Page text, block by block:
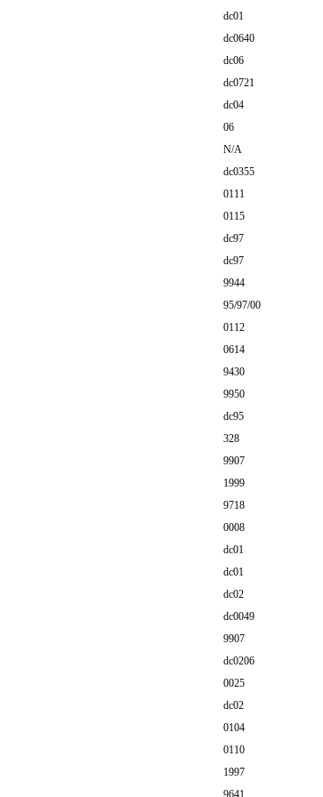
dc01
dc0640
dc06
dc0721
dc04
06
N/A
dc0355
0111
0115
dc97
dc97
9944
95/97/00
0112
0614
9430
9950
dc95
328
9907
1999
9718
0008
dc01
dc01
dc02
dc0049
9907
dc0206
0025
dc02
0104
0110
1997
9641